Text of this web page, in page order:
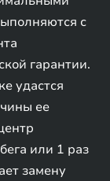
с
гарантии.
удастся
ее
или 1 раз
замену